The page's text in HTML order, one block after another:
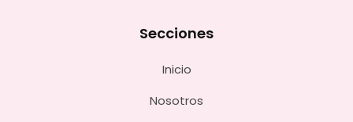
Secciones
Inicio
Nosotros